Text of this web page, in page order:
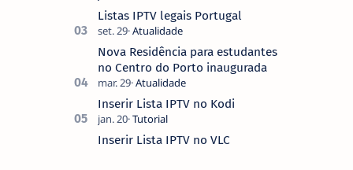
coberto de sugestões que não
pediste, ban…
Listas IPTV legais Portugal
Nova Residência para estudantes
no Centro do Porto inaugurada
Inserir Lista IPTV no Kodi
Inserir Lista IPTV no VLC